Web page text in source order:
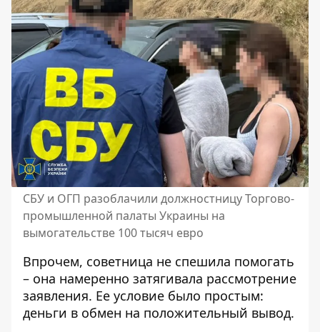
СБУ и ОГП разоблачили должностницу Торгово-
промышленной палаты Украины на
вымогательстве 100 тысяч евро
Впрочем, советница не спешила помогать
– она намеренно затягивала рассмотрение
заявления. Ее условие было простым:
деньги в обмен на положительный вывод.